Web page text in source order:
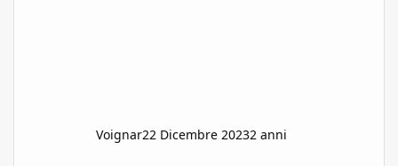
Voignar22 Dicembre 20232 anni